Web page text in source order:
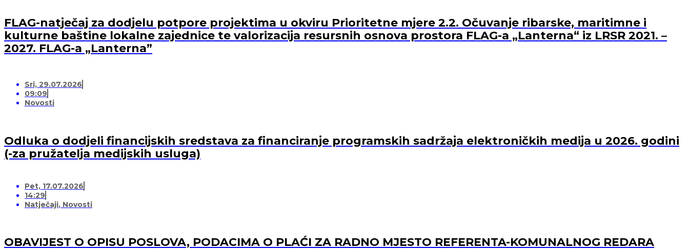
FLAG-natječaj za dodjelu potpore projektima u okviru Prioritetne mjere 2.2. Očuvanje ribarske, maritimne i
kulturne baštine lokalne zajednice te valorizacija resursnih osnova prostora FLAG-a „Lanterna“ iz LRSR 2021. –
2027. FLAG-a „Lanterna”
Sri, 29.07.2026
09:09
Novosti
Odluka o dodjeli financijskih sredstava za financiranje programskih sadržaja elektroničkih medija u 2026. godini
(-za pružatelja medijskih usluga)
Pet, 17.07.2026
14:29
Natječaji, Novosti
OBAVIJEST O OPISU POSLOVA, PODACIMA O PLAĆI ZA RADNO MJESTO REFERENTA-KOMUNALNOG REDARA